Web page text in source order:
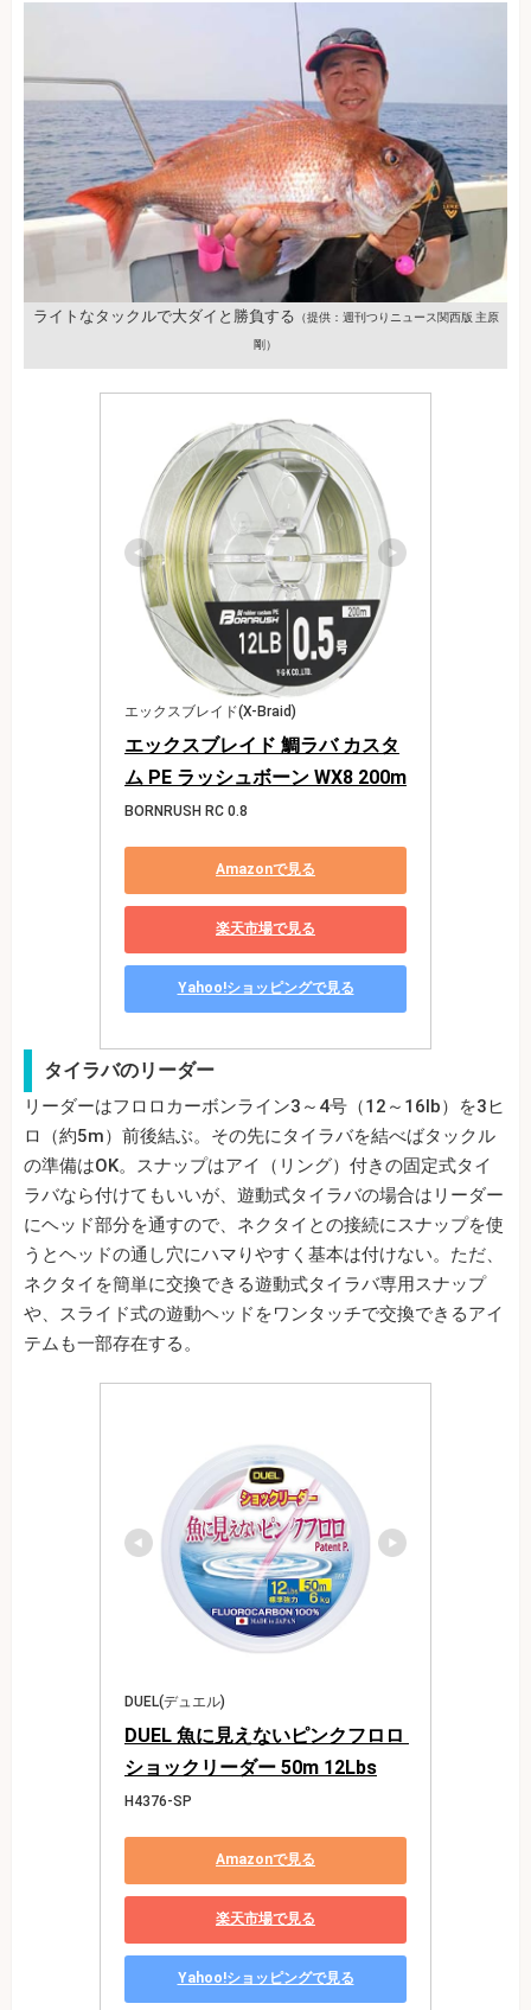
ライトなタックルで大ダイと勝負する （提供：週刊つりニュース関西版 主原
剛）
エックスブレイド(X-Braid)
エックスブレイド 鯛ラバ カスタ
ム PE ラッシュボーン WX8 200m
BORNRUSH RC 0.8
Amazonで見る
楽天市場で見る
Yahoo!ショッピングで見る
タイラバのリーダー
リーダーはフロロカーボンライン3～4号（12～16lb）を3ヒ
ロ（約5m）前後結ぶ。その先にタイラバを結べばタックル
の準備はOK。スナップはアイ（リング）付きの固定式タイ
ラバなら付けてもいいが、遊動式タイラバの場合はリーダー
にヘッド部分を通すので、ネクタイとの接続にスナップを使
うとヘッドの通し穴にハマりやすく基本は付けない。ただ、
ネクタイを簡単に交換できる遊動式タイラバ専用スナップ
や、スライド式の遊動ヘッドをワンタッチで交換できるアイ
テムも一部存在する。
DUEL(デュエル)
DUEL 魚に見えないピンクフロロ
ショックリーダー 50m 12Lbs
H4376-SP
Amazonで見る
楽天市場で見る
Yahoo!ショッピングで見る